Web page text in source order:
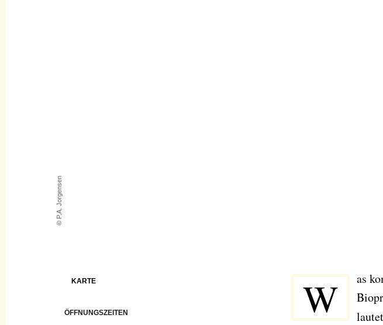
© P.A. Jorgensen
KARTE
ÖFFNUNGSZEITEN W
as